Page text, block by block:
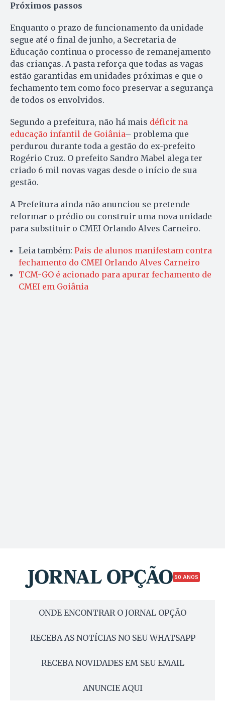
Próximos passos
Enquanto o prazo de funcionamento da unidade
segue até o final de junho, a Secretaria de
Educação continua o processo de remanejamento
das crianças. A pasta reforça que todas as vagas
estão garantidas em unidades próximas e que o
fechamento tem como foco preservar a segurança
de todos os envolvidos.
Segundo a prefeitura, não há mais déficit na
educação infantil de Goiânia– problema que
perdurou durante toda a gestão do ex-prefeito
Rogério Cruz. O prefeito Sandro Mabel alega ter
criado 6 mil novas vagas desde o início de sua
gestão.
A Prefeitura ainda não anunciou se pretende
reformar o prédio ou construir uma nova unidade
para substituir o CMEI Orlando Alves Carneiro.
Leia também: Pais de alunos manifestam contra
fechamento do CMEI Orlando Alves Carneiro
TCM-GO é acionado para apurar fechamento de
CMEI em Goiânia
50 ANOS
ONDE ENCONTRAR O JORNAL OPÇÃO
RECEBA AS NOTÍCIAS NO SEU WHATSAPP
RECEBA NOVIDADES EM SEU EMAIL
ANUNCIE AQUI